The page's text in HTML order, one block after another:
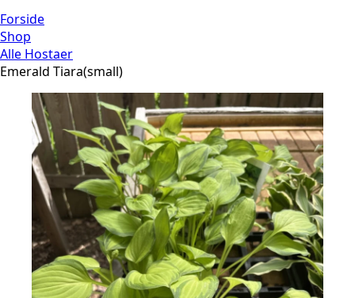
Forside
Shop
Alle Hostaer
Emerald Tiara(small)